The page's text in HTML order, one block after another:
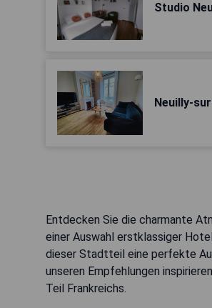
Studio
Neuilly-
Entdecken Sie die charmante
einer Auswahl erstklassiger
dieser Stadtteil eine perfekte
unseren Empfehlungen
Teil Frankreichs.